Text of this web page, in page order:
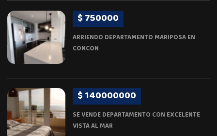
$ 750000
ARRIENDO DEPARTAMENTO MARIPOSA EN
CONCON
$ 140000000
SE VENDE DEPARTAMENTO CON EXCELENTE
VISTA AL MAR